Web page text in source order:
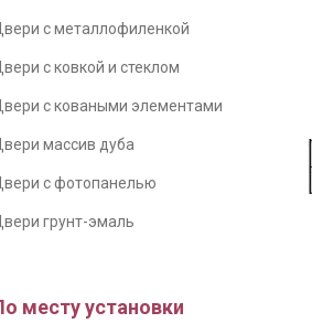
с металлофиленкой
с ковкой и стеклом
с коваными элементами
массив дуба
с фотопанелью
грунт-эмаль
месту установки